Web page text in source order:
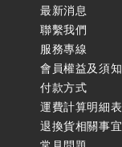
最新消息
聯繫我們
服務專線
會員權益及須知
付款方式
運費計算明細表
退換貨相關事宜